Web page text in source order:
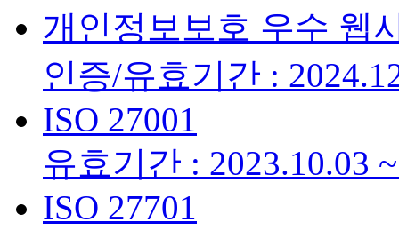
개인정보보호 우수 웹
인증/유효기간 :
ISO 27001
유효기간 : 2023.10.03
ISO 27701